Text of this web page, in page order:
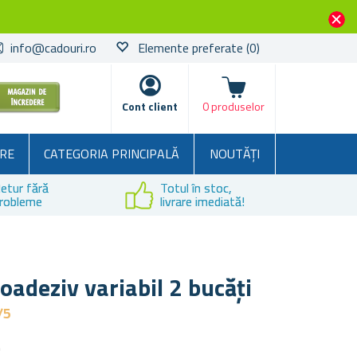
info@cadouri.ro Elemente preferate (0)
Cont client
Coșul
0 produselor
CATEGORIA PRINCIPALĂ
NOUTĂȚI
fără Totul în stoc,
livrare imediată!
variabil 2 bucăți